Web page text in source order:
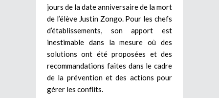
jours de la date anniversaire de la mort
de l’élève Justin Zongo. Pour les chefs
d’établissements, son apport est
inestimable dans la mesure où des
solutions ont été proposées et des
recommandations faites dans le cadre
de la prévention et des actions pour
gérer les conflits.